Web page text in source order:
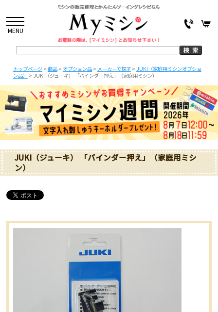
MENU
トップページ> 商品> オプション品> メーカーで探す> JUKI（家庭用ミシンオプショ
ン品）
> JUKI（ジューキ） 「バインダー押え」（家庭用ミシン）
JUKI（ジューキ） 「バインダー押え」（家庭用ミシ
ン）